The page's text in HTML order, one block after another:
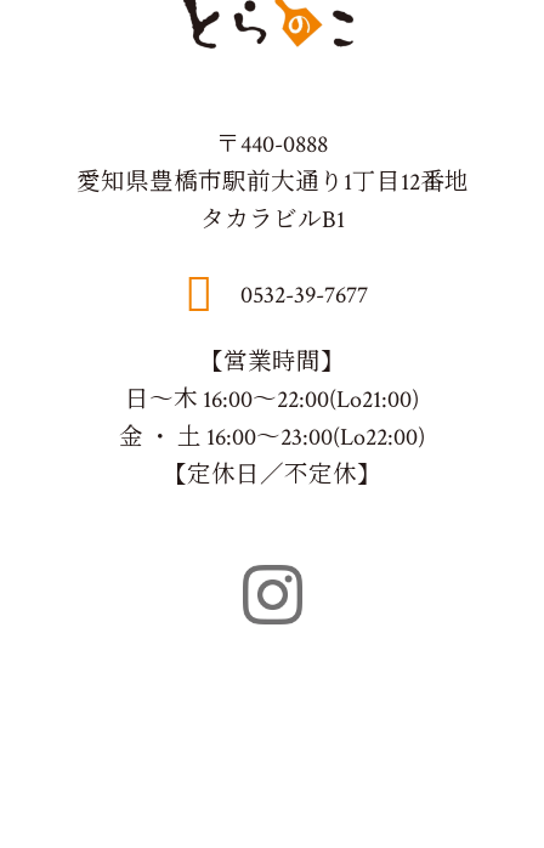
〒440-0888
愛知県豊橋市駅前大通り1丁目12番地
タカラビルB1
0532-39-7677
【営業時間】
日～木 16:00～22:00(Lo21:00)
金 ・ 土 16:00～23:00(Lo22:00)
【定休日／不定休】